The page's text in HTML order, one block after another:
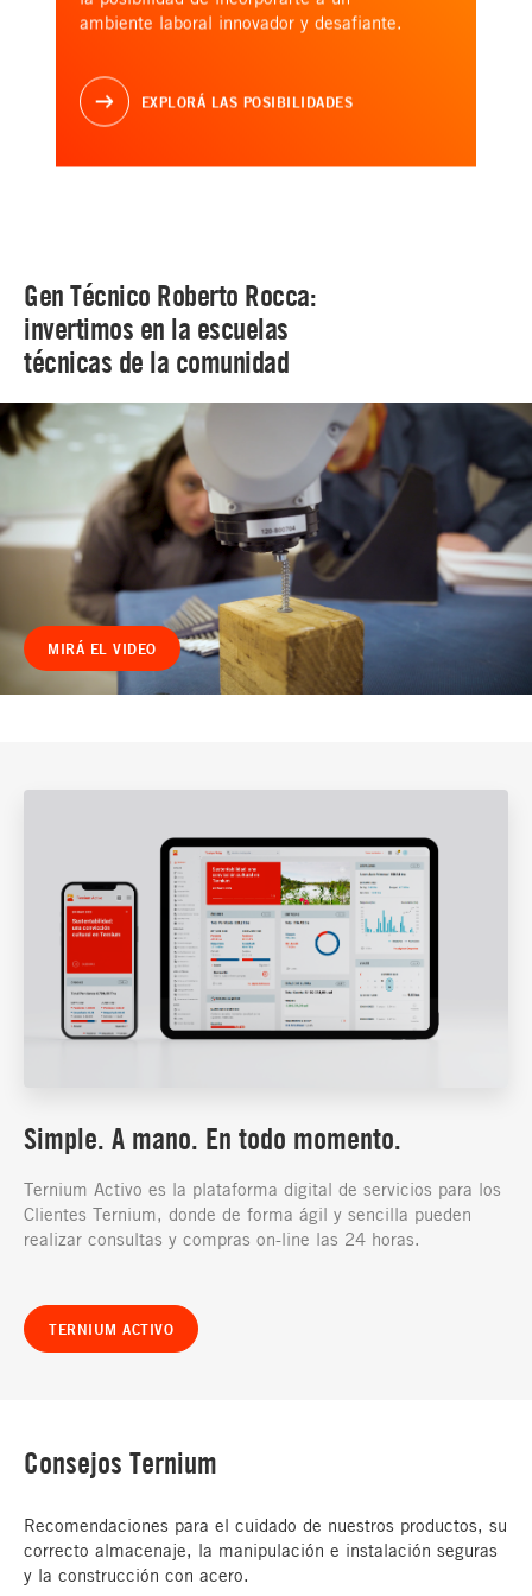
ambiente laboral innovador y desafiante.
EXPLORÁ LAS POSIBILIDADES
Gen Técnico Roberto Rocca:
invertimos en la escuelas
técnicas de la comunidad
MIRÁ EL VIDEO
Simple. A mano. En todo momento.
Ternium Activo es la plataforma digital de servicios para los
Clientes Ternium, donde de forma ágil y sencilla pueden
realizar consultas y compras on-line las 24 horas.
TERNIUM ACTIVO
Consejos Ternium
Recomendaciones para el cuidado de nuestros productos, su
correcto almacenaje, la manipulación e instalación seguras
y la construcción con acero.